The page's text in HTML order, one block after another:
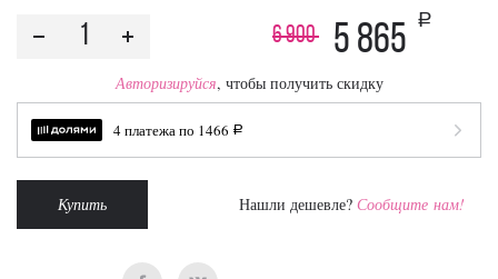
6 900 5 865
a
Авторизируйся, чтобы получить скидку
4 платежа по 1466 a
Купить Нашли дешевле? Сообщите нам!